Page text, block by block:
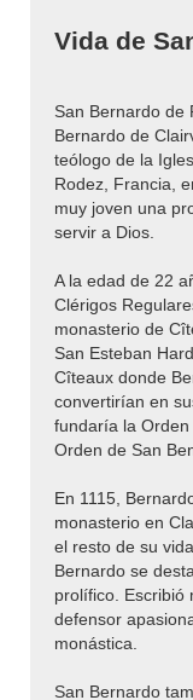
Vida de
San Bernardo de
Bernardo de
teólogo de la
Rodez, Francia,
muy joven una
servir a Dios.
A la edad de 22
Clérigos
monasterio de
San Esteban
Cîteaux donde
convertirían en
fundaría la
Orden de San
En 1115,
monasterio en
el resto de su
Bernardo se
prolífico. Escribió
defensor
monástica.
San Bernardo